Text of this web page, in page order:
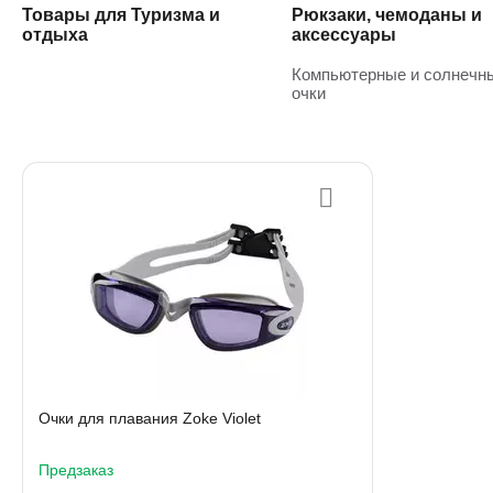
Товары для Туризма и
отдыха
Рюкзаки, чемоданы и
аксессуары
Компьютерные и
очки
Очки для плавания Zoke Violet
Предзаказ